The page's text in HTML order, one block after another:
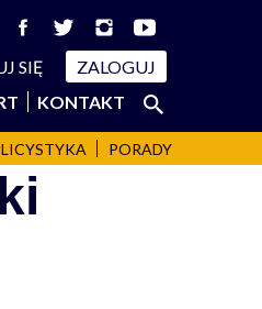
SIĘ
ZALOGUJ
KONTAKT Szukaj:
SZUKAJ
PORADY